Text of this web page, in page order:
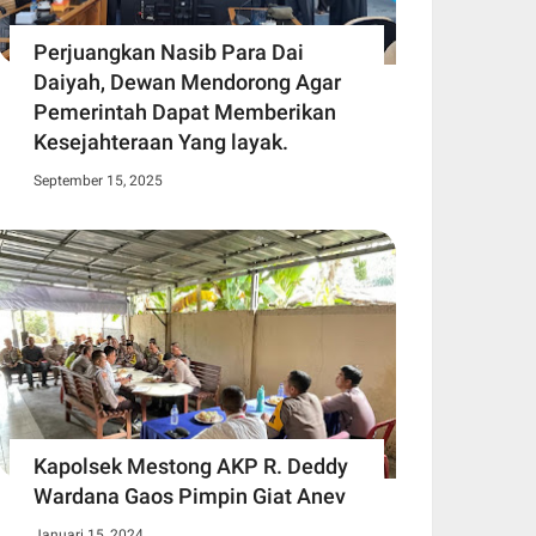
Perjuangkan Nasib Para Dai
Daiyah, Dewan Mendorong Agar
Pemerintah Dapat Memberikan
Kesejahteraan Yang layak.
September 15, 2025
Kapolsek Mestong AKP R. Deddy
Wardana Gaos Pimpin Giat Anev